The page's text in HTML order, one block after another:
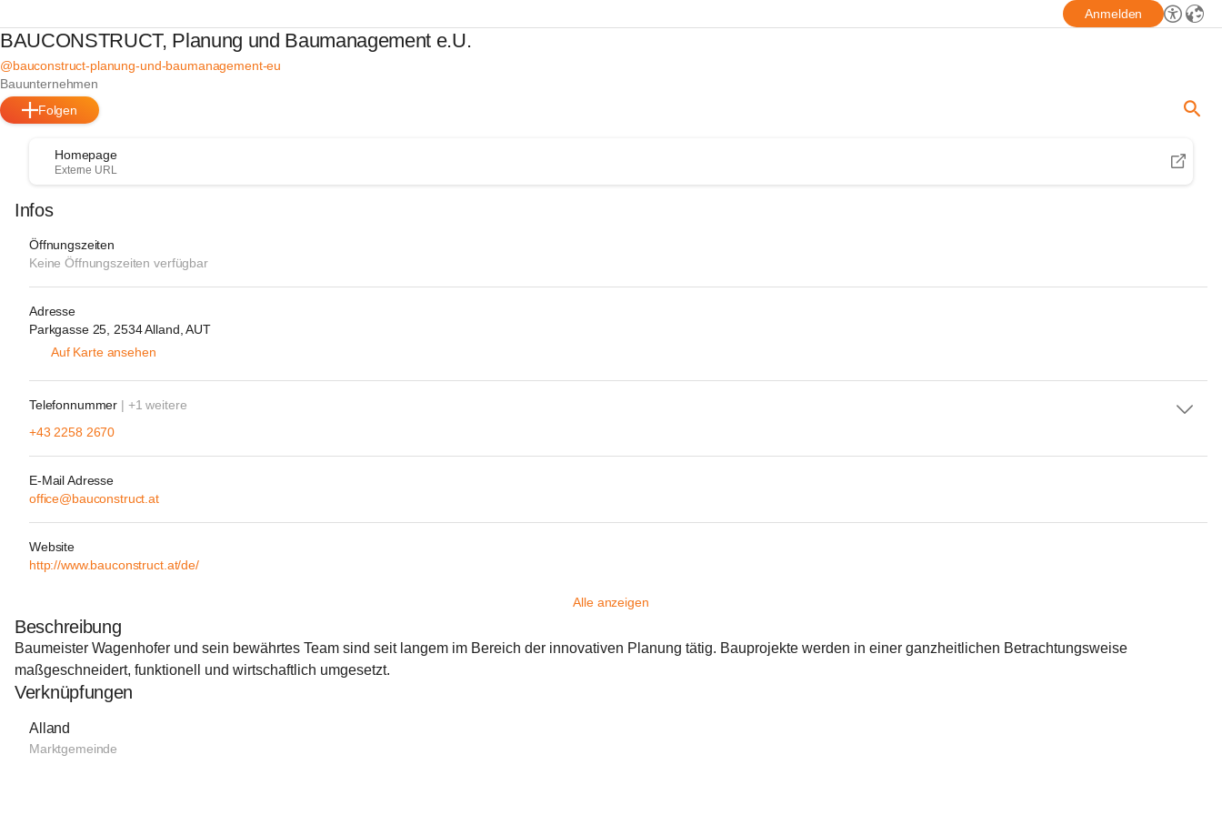
Anmelden
BAUCONSTRUCT, Planung und Baumanagement e.U.
@bauconstruct-planung-und-baumanagement-eu
Bauunternehmen
Folgen
Homepage
Externe URL
Infos
Öffnungszeiten
Keine Öffnungszeiten verfügbar
Adresse
Parkgasse 25, 2534 Alland, AUT
Auf Karte ansehen
Telefonnummer | +1 weitere
+43 2258 2670
E-Mail Adresse
office@bauconstruct.at
Website
http://www.bauconstruct.at/de/
Alle anzeigen
Beschreibung
Baumeister Wagenhofer und sein bewährtes Team sind seit langem im Bereich der innovativen Planung tätig. Bauprojekte werden in einer ganzheitlichen Betrachtungsweise
maßgeschneidert, funktionell und wirtschaftlich umgesetzt.
Verknüpfungen
Alland
Marktgemeinde